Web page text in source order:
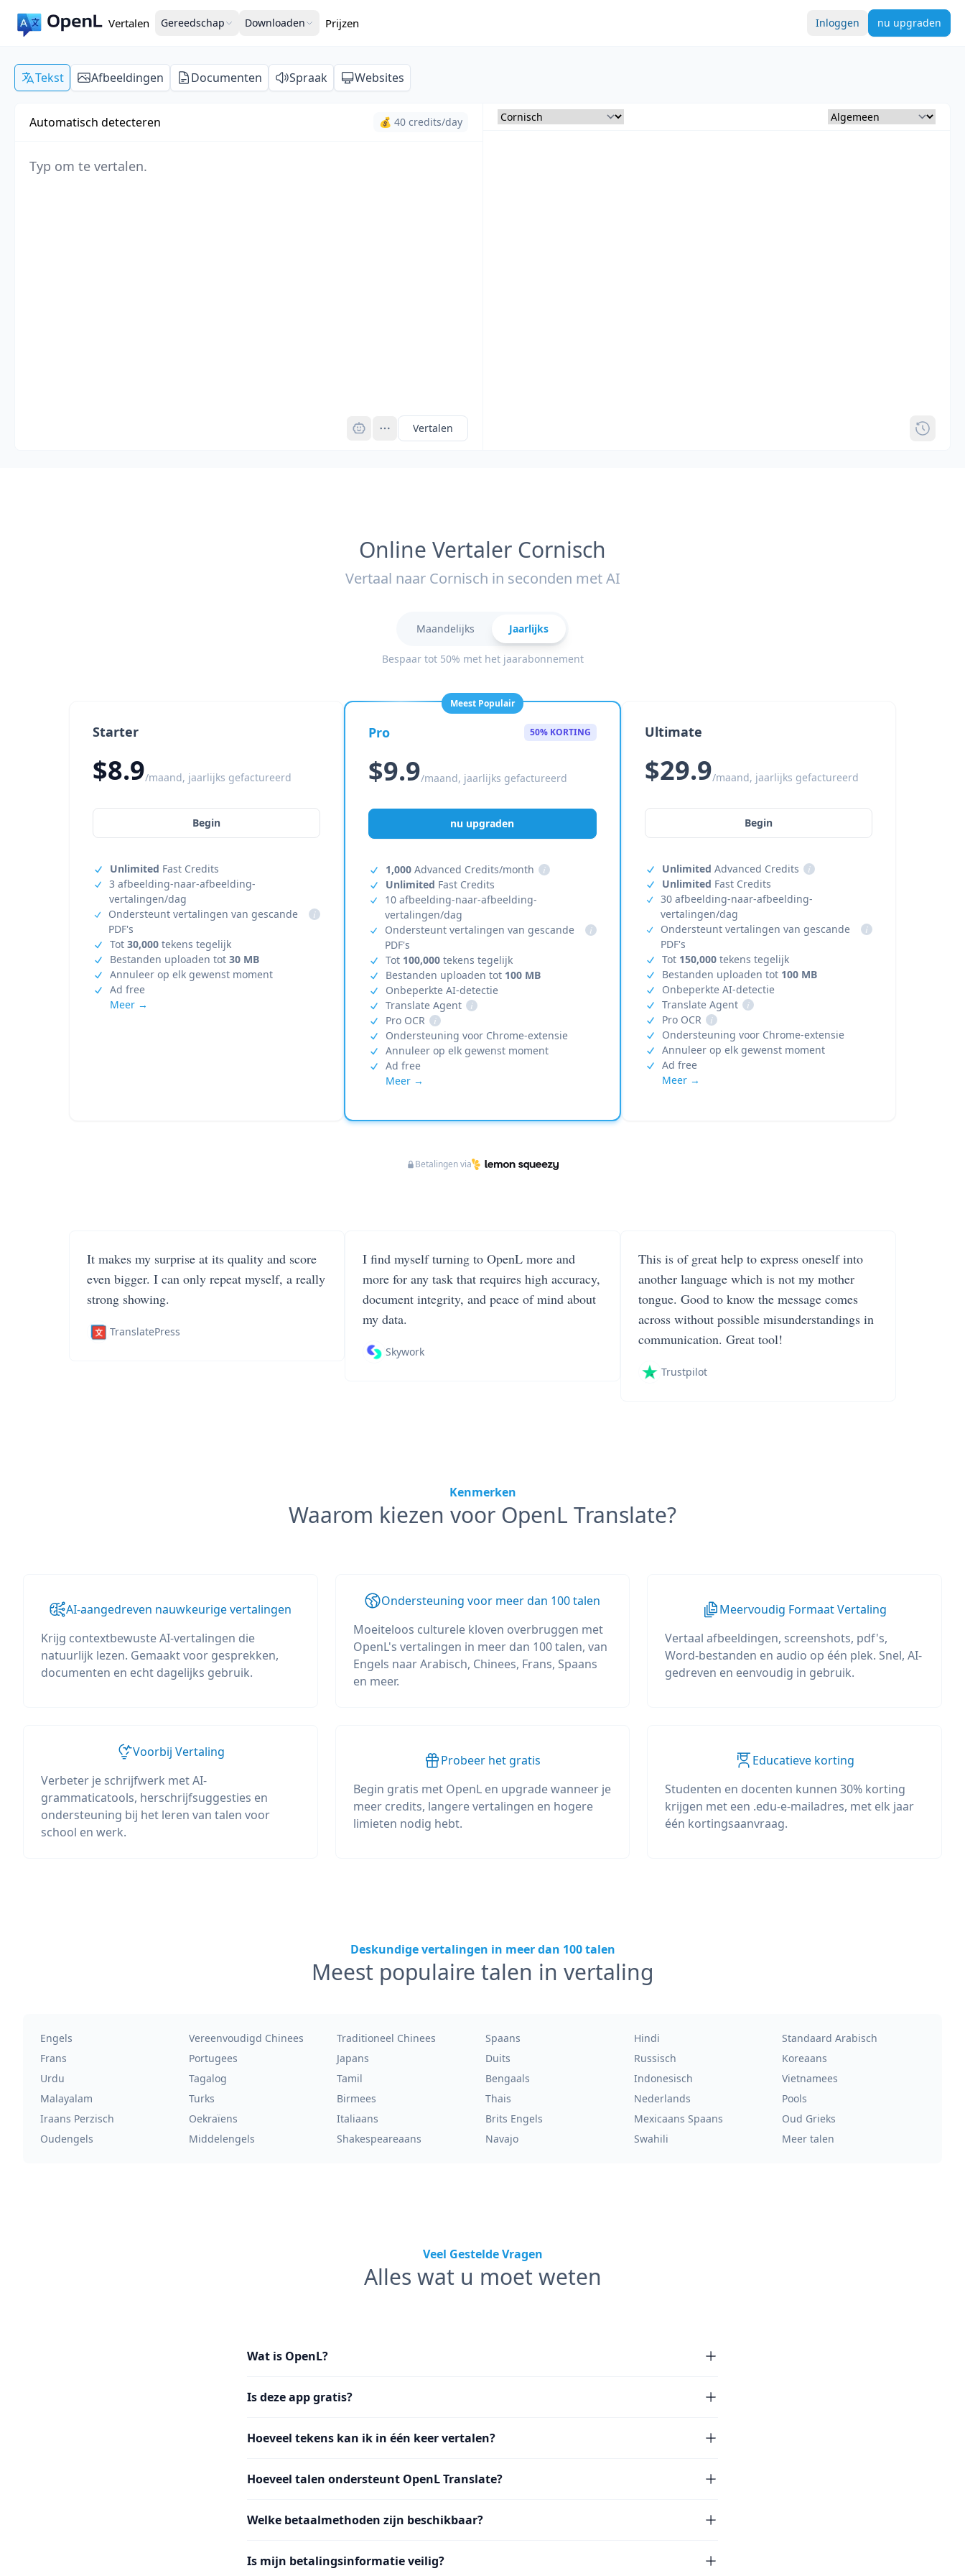
Vertalen Gereedschap Downloaden Prijzen Inloggen nu upgraden
Tekst Afbeeldingen Documenten Spraak Websites
Automatisch detecteren 💰 40 credits/day
Vertalen
Online Vertaler Cornisch
Vertaal naar Cornisch in seconden met AI
Maandelijks Jaarlijks
Bespaar tot 50% met het jaarabonnement
Starter
$8.9/maand, jaarlijks gefactureerd
Begin
Unlimited Fast Credits
3 afbeelding-naar-afbeelding-
vertalingen/dag
Ondersteunt vertalingen van gescande
PDF's
i
Tot 30,000 tekens tegelijk
Bestanden uploaden tot 30 MB
Annuleer op elk gewenst moment
Ad free
Meer →
Meest Populair
Pro 50% KORTING
$9.9/maand, jaarlijks gefactureerd
nu upgraden
1,000 Advanced Credits/month
i
Unlimited Fast Credits
10 afbeelding-naar-afbeelding-
vertalingen/dag
Ondersteunt vertalingen van gescande
PDF's
i
Tot 100,000 tekens tegelijk
Bestanden uploaden tot 100 MB
Onbeperkte AI-detectie
Translate Agent
i
Pro OCR
i
Ondersteuning voor Chrome-extensie
Annuleer op elk gewenst moment
Ad free
Meer →
Ultimate
$29.9/maand, jaarlijks gefactureerd
Begin
Unlimited Advanced Credits
i
Unlimited Fast Credits
30 afbeelding-naar-afbeelding-
vertalingen/dag
Ondersteunt vertalingen van gescande
PDF's
i
Tot 150,000tekens tegelijk
Bestanden uploaden tot 100 MB
Onbeperkte AI-detectie
Translate Agent
i
Pro OCR
i
Ondersteuning voor Chrome-extensie
Annuleer op elk gewenst moment
Ad free
Meer →
Betalingen via
It makes my surprise at its quality and score
even bigger. I can only repeat myself, a really
strong showing.
TranslatePress
I find myself turning to OpenL more and
more for any task that requires high accuracy,
document integrity, and peace of mind about
my data.
Skywork
This is of great help to express oneself into
another language which is not my mother
tongue. Good to know the message comes
across without possible misunderstandings in
communication. Great tool!
Trustpilot
Kenmerken
Waarom kiezen voor OpenL Translate?
AI-aangedreven nauwkeurige vertalingen
Krijg contextbewuste AI-vertalingen die
natuurlijk lezen. Gemaakt voor gesprekken,
documenten en echt dagelijks gebruik.
Ondersteuning voor meer dan 100 talen
Moeiteloos culturele kloven overbruggen met
OpenL's vertalingen in meer dan 100 talen, van
Engels naar Arabisch, Chinees, Frans, Spaans
en meer.
Meervoudig Formaat Vertaling
Vertaal afbeeldingen, screenshots, pdf's,
Word-bestanden en audio op één plek. Snel, AI-
gedreven en eenvoudig in gebruik.
Voorbij Vertaling
Verbeter je schrijfwerk met AI-
grammaticatools, herschrijfsuggesties en
ondersteuning bij het leren van talen voor
school en werk.
Probeer het gratis
Begin gratis met OpenL en upgrade wanneer je
meer credits, langere vertalingen en hogere
limieten nodig hebt.
Educatieve korting
Studenten en docenten kunnen 30% korting
krijgen met een .edu-e-mailadres, met elk jaar
één kortingsaanvraag.
Deskundige vertalingen in meer dan 100 talen
Meest populaire talen in vertaling
Engels Vereenvoudigd Chinees Traditioneel Chinees Spaans Hindi
Standaard Arabisch
Frans
Portugees Japans Duits Russisch
Koreaans
Urdu
Tagalog Tamil Bengaals Indonesisch
Vietnamees
Malayalam
Turks Birmees Thais Nederlands
Pools
Iraans Perzisch
Oekraïens Italiaans Brits Engels Mexicaans Spaans
Oud Grieks
Oudengels
Middelengels Shakespeareaans Navajo Swahili Meer talen
Veel Gestelde Vragen
Alles wat u moet weten
Wat is OpenL?
Is deze app gratis?
Hoeveel tekens kan ik in één keer vertalen?
Hoeveel talen ondersteunt OpenL Translate?
Welke betaalmethoden zijn beschikbaar?
Is mijn betalingsinformatie veilig?